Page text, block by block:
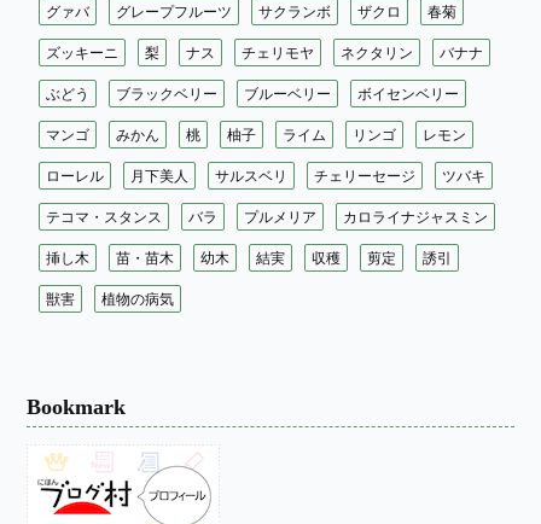
グァバ グレープフルーツ サクランボ ザクロ 春菊
ズッキーニ 梨 ナス チェリモヤ ネクタリン バナナ
ぶどう ブラックベリー ブルーベリー ボイセンベリー
マンゴ みかん 桃 柚子 ライム リンゴ レモン
ローレル 月下美人 サルスベリ チェリーセージ ツバキ
テコマ・スタンス バラ プルメリア カロライナジャスミン
挿し木 苗・苗木 幼木 結実 収穫 剪定 誘引
獣害 植物の病気
Bookmark